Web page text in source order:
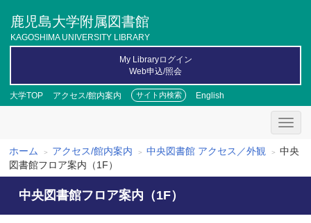
ツ
鹿児島大学附属図書館
KAGOSHIMA UNIVERSITY LIBRARY
大学TOP アクセス/館内案内 サイト内検索 English
My Libraryログイン
Web申込/照会
パ
ン
く
ホーム アクセス/館内案内 中央図書館 アクセス／外観
中央
図書館フロア案内（1F）
中央図書館フロア案内（1F）